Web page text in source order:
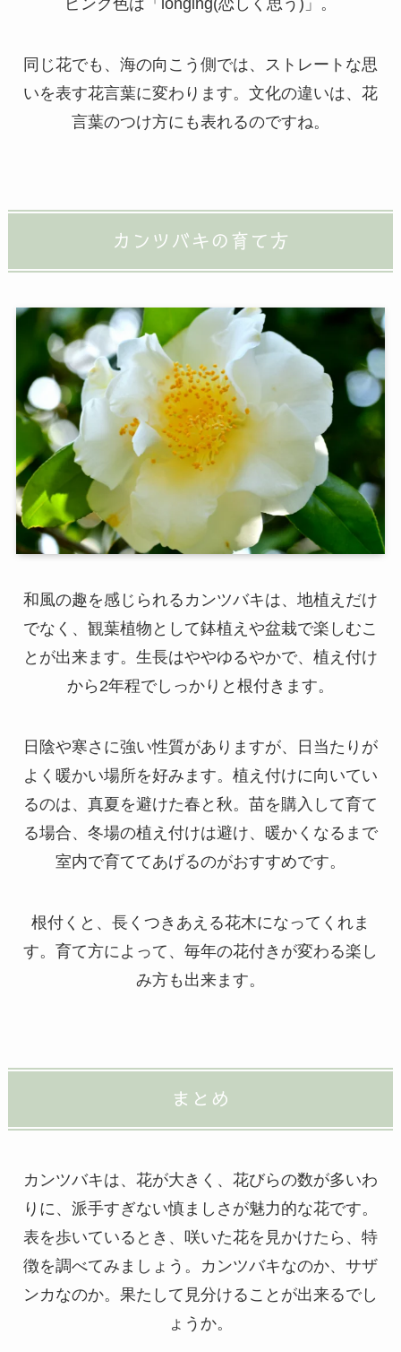
ピンク色は「longing(恋しく思う)」。
同じ花でも、海の向こう側では、ストレートな思
いを表す花言葉に変わります。文化の違いは、花
言葉のつけ方にも表れるのですね。
カンツバキの育て方
和風の趣を感じられるカンツバキは、地植えだけ
でなく、観葉植物として鉢植えや盆栽で楽しむこ
とが出来ます。生長はややゆるやかで、植え付け
から2年程でしっかりと根付きます。
日陰や寒さに強い性質がありますが、日当たりが
よく暖かい場所を好みます。植え付けに向いてい
るのは、真夏を避けた春と秋。苗を購入して育て
る場合、冬場の植え付けは避け、暖かくなるまで
室内で育ててあげるのがおすすめです。
根付くと、長くつきあえる花木になってくれま
す。育て方によって、毎年の花付きが変わる楽し
み方も出来ます。
まとめ
カンツバキは、花が大きく、花びらの数が多いわ
りに、派手すぎない慎ましさが魅力的な花です。
表を歩いているとき、咲いた花を見かけたら、特
徴を調べてみましょう。カンツバキなのか、サザ
ンカなのか。果たして見分けることが出来るでし
ょうか。